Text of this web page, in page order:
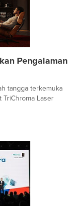
Pengalaman
tangga terkemuka
Laser